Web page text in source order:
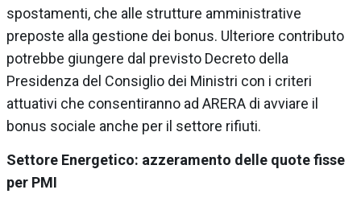
spostamenti, che alle strutture amministrative
preposte alla gestione dei bonus. Ulteriore contributo
potrebbe giungere dal previsto Decreto della
Presidenza del Consiglio dei Ministri con i criteri
attuativi che consentiranno ad ARERA di avviare il
bonus sociale anche per il settore rifiuti.
Settore Energetico: azzeramento delle quote fisse
per PMI